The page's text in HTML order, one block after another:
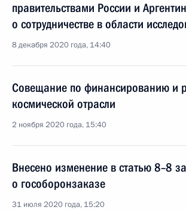
правительствами России и
о сотрудничестве в области
8 декабря 2020 года, 14:40
Совещание по финансированию и
космической отрасли
2 ноября 2020 года, 15:40
Внесено изменение в статью 8–8
о гособоронзаказе
31 июля 2020 года, 15:20